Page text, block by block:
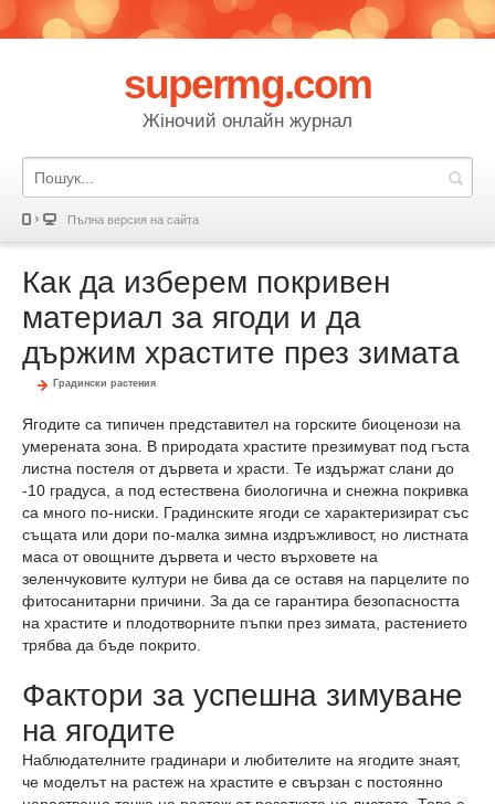
supermg.com
Жіночий онлайн журнал
Пълна версия на сайта
Как да изберем покривен
материал за ягоди и да
държим храстите през зимата
Градински растения
Ягодите са типичен представител на горските биоценози на
умерената зона. В природата храстите презимуват под гъста
листна постеля от дървета и храсти. Те издържат слани до
-10 градуса, а под естествена биологична и снежна покривка
са много по-ниски. Градинските ягоди се характеризират със
същата или дори по-малка зимна издръжливост, но листната
маса от овощните дървета и често върховете на
зеленчуковите култури не бива да се оставя на парцелите по
фитосанитарни причини. За да се гарантира безопасността
на храстите и плодотворните пъпки през зимата, растението
трябва да бъде покрито.
Фактори за успешна зимуване
на ягодите
Наблюдателните градинари и любителите на ягодите знаят,
че моделът на растеж на храстите е свързан с постоянно